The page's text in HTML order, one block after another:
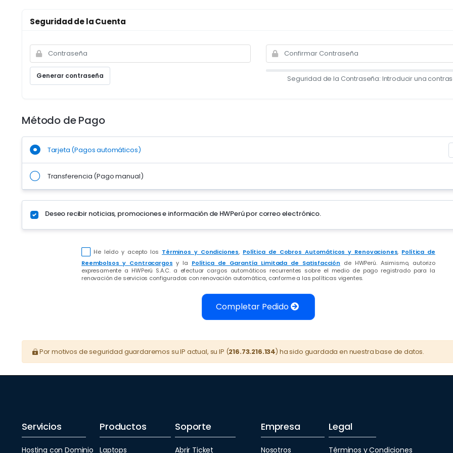
Seguridad de la Cuenta
Generar contraseña Seguridad de la Contraseña: Introducir una
Método de Pago
Tarjeta (Pagos automáticos)
Transferencia (Pago manual)
Deseo recibir noticias, promociones e información de HWPerú por correo electrónico.
He leído y acepto los Términos y Condiciones, Política de Cobros Automáticos y Renovaciones, Política de
Reembolsos y Contracargos y la Política de Garantía Limitada de Satisfacción de HWPerú. Asimismo, autorizo
expresamente a HWPerú S.A.C. a efectuar cargos automáticos recurrentes sobre el medio de pago registrado para la
renovación de servicios configurados con renovación automática, conforme a las políticas vigentes.
Completar Pedido
Por motivos de seguridad guardaremos su IP actual, su IP (216.73.216.134) ha sido guardada en nuestra base de datos.
Servicios
Hosting con Dominio
Productos
Laptops
Soporte
Abrir Ticket
Empresa
Nosotros
Legal
Términos y Condiciones